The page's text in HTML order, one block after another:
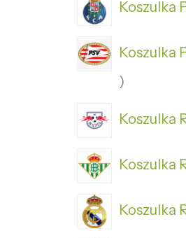
Koszulka
Koszulka
Koszulka
Koszulka
Koszulka